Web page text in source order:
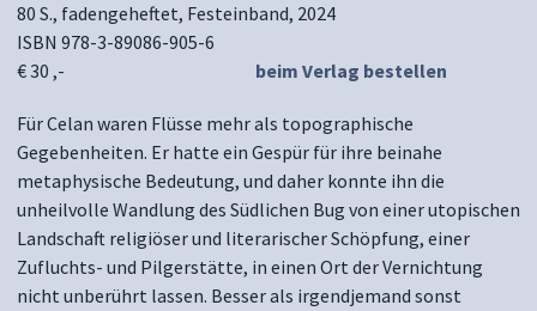
80 S., fadengeheftet, Festeinband, 2024
ISBN 978-3-89086-905-6
€ 30 ,-
beim Verlag bestellen
Für Celan waren Flüsse mehr als topographische
Gegebenheiten. Er hatte ein Gespür für ihre beinahe
metaphysische Bedeutung, und daher konnte ihn die
unheilvolle Wandlung des Südlichen Bug von einer utopischen
Landschaft religiöser und literarischer Schöpfung, einer
Zufluchts- und Pilgerstätte, in einen Ort der Vernichtung
nicht unberührt lassen. Besser als irgendjemand sonst